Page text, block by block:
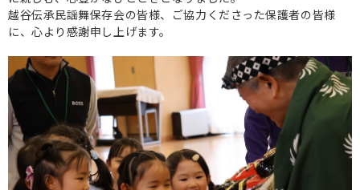
越谷伝承民謡舞保存会の皆様、ご協力くださった保護者の皆様
に、心より感謝申し上げます。